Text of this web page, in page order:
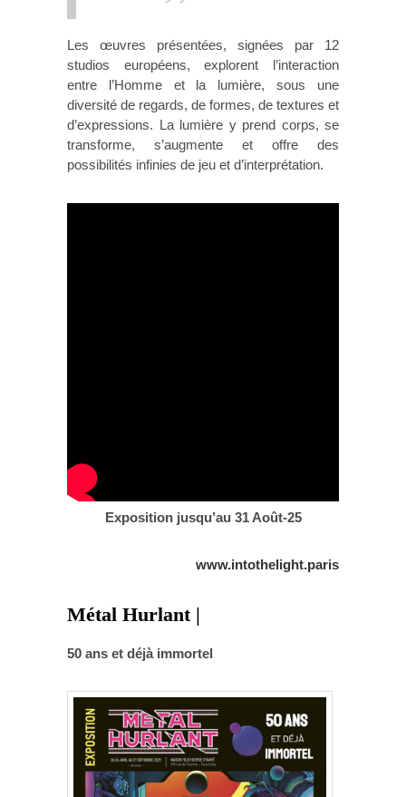
Les œuvres présentées, signées par 12
studios européens, explorent l’interaction
entre l’Homme et la lumière, sous une
diversité de regards, de formes, de textures et
d’expressions. La lumière y prend corps, se
transforme, s’augmente et offre des
possibilités infinies de jeu et d’interprétation.
Exposition jusqu’au 31 Août-25
www.intothelight.paris
Métal Hurlant |
50 ans et déjà immortel